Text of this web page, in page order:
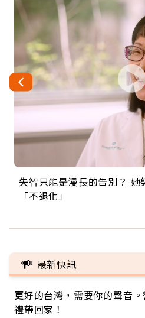
失智只能是漫長的告別？ 她
「不退化」
來自剛果的巧克力神父 為台
的家，我連作夢都講台語！」
63歲卸矽谷副總、搬回台灣
丑」走進安養院，逗樂上萬
104歲打破金氏世界紀錄 成
手，分享長壽的秘密原來是
事業巔峰他選擇追夢…黑手
巨蛋！連CNN都大讚！
最新快訊
更好的台灣，需要你的聲音
禮帶回家！